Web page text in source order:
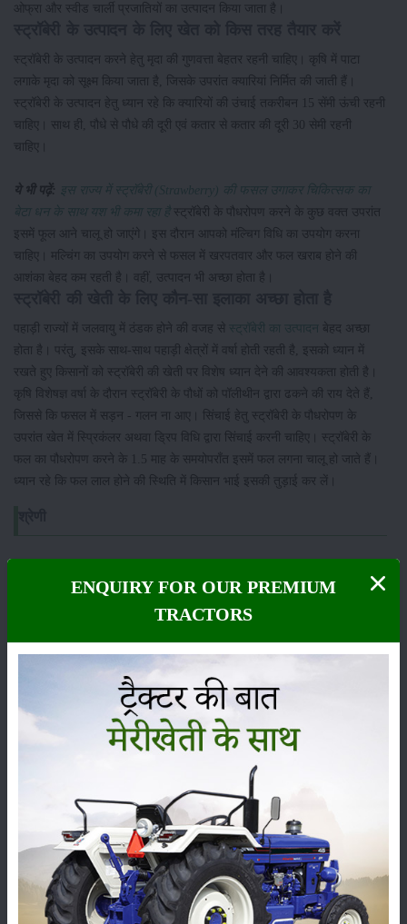
ओफ्रा और स्वीड चार्ली प्रजातियों का उत्पादन किया जाता है।
स्ट्रॉबेरी के उत्पादन करने हेतु मृदा की गुणवत्ता बेहतर रहनी चाहिए। कृषि में पाटा
लगाके मृदा को सूक्ष्म किया जाता है, जिसके उपरांत क्यारियां निर्मित की जाती हैं।
स्ट्रॉबेरी के उत्पादन हेतु ध्यान रहे कि क्यारियों की उंचाई तकरीबन 15 सेंमी ऊंची रहनी
चाहिए। साथ ही, पौधे से पौधे की दूरी एवं कतार से कतार की दूरी 30 सेमी रहनी
चाहिए।
ये भी पढ़ें: इस राज्य में स्ट्रॉबेरी (Strawberry) की फसल उगाकर चिकित्सक का
बेटा धन के साथ यश भी कमा रहा हैस्ट्रॉबेरी के पौधरोपण करने के कुछ वक्त उपरांत
इसमें फूल आने चालू हो जाएंगे। इस दौरान आपको मंल्चिग विधि का उपयोग करना
चाहिए। मल्चिंग का उपयोग करने से फसल में खरपतवार और फल खराब होने की
आशंका बेहद कम रहती है। वहीं, उत्पादन भी अच्छा होता है।
पहाड़ी राज्यों में जलवायु में ठंडक होने की वजह से स्ट्रॉबेरी का उत्पादन बेहद अच्छा
होता है। परंतु, इसके साथ-साथ पहाड़ी क्षेत्रों में वर्षा होती रहती है, इसको ध्यान में
रखते हुए किसानों को स्ट्रॉबेरी की खेती पर विशेष ध्यान देने की आवश्यकता होती है।
कृषि विशेषज्ञ वर्षा के दौरान स्ट्रॉबेरी के पौधों को पॉलीथीन द्वारा ढकने की राय देते हैं,
जिससे कि फसल में सड़न - गलन ना आए। सिंचाई हेतु स्ट्रॉबेरी के पौधरोपण के
उपरांत खेत में स्प्रिकंलर अथवा ड्रिप विधि द्वारा सिंचाई करनी चाहिए। स्ट्रॉबेरी के
फल का पौधरोपण करने के 1.5 माह के समयोपराँत इसमें फल लगना चालू हो जाते हैं।
ध्यान रहे कि फल लाल होने की स्थिति में किसान भाई इसकी तुड़ाई कर लें।
कीटनाशक पशुपालन
कृषि यंत्र समाचार
ENQUIRY FOR OUR PREMIUM
TRACTORS